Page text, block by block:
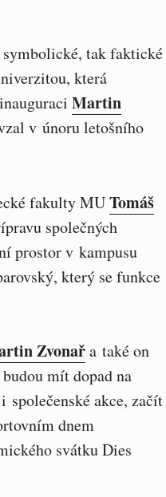
symbolické, tak faktické
která
Martin
v únoru letošního
fakulty MUTomáš
společných
prostor v kampusu
který se funkce
Zvonařa také on
mít dopad na
společenské akce, začít
dnem
svátku Dies